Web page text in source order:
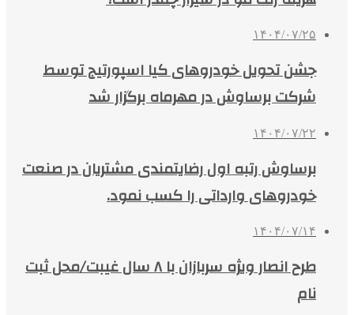
۱۴۰۴/۰۷/۲۵
جشن تحویل خودروهای کیا اسپورتیج توسط
شرکت برساوش در مهرماه برگزار شد
۱۴۰۴/۰۷/۲۲
برساوش رتبه اول رضایتمندی مشتریان در صنعت
خودروهای وارداتی را کسب نمود.
۱۴۰۴/۰۷/۱۴
طرح انصار ویژه سربازان با ۸ سال غیبت/محل ثبت
نام